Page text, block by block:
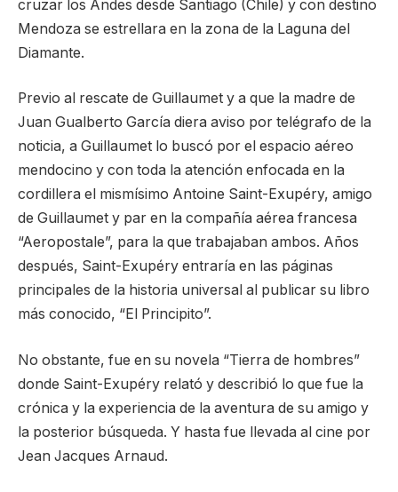
cruzar los Andes desde Santiago (Chile) y con destino
Mendoza se estrellara en la zona de la Laguna del
Diamante.
Previo al rescate de Guillaumet y a que la madre de
Juan Gualberto García diera aviso por telégrafo de la
noticia, a Guillaumet lo buscó por el espacio aéreo
mendocino y con toda la atención enfocada en la
cordillera el mismísimo Antoine Saint-Exupéry, amigo
de Guillaumet y par en la compañía aérea francesa
“Aeropostale”, para la que trabajaban ambos. Años
después, Saint-Exupéry entraría en las páginas
principales de la historia universal al publicar su libro
más conocido, “El Principito”.
No obstante, fue en su novela “Tierra de hombres”
donde Saint-Exupéry relató y describió lo que fue la
crónica y la experiencia de la aventura de su amigo y
la posterior búsqueda. Y hasta fue llevada al cine por
Jean Jacques Arnaud.